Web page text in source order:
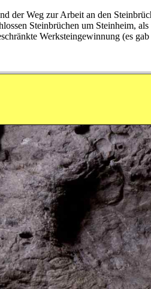
der Weg zur Arbeit an den
Steinbrüchen um Steinheim,
Werksteingewinnung (es